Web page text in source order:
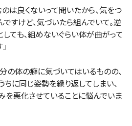
のは良くないって聞いたから、気をつ
ですけど、気づいたら組んでいて。逆
しても、組めないぐらい体が曲がって
の体の癖に気づいてはいるものの、
ちに同じ姿勢を繰り返してしまい、
を悪化させていることに悩んでいま